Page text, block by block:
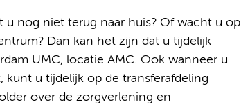
u nog niet terug naar huis? Of wacht u op
Dan kan het zijn dat u tijdelijk
UMC, locatie AMC. Ook wanneer u
u tijdelijk op de transferafdeling
over de zorgverlening en